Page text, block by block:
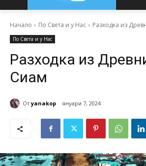
Начало По Света и у Нас Разходка из
По Света и у Нас
Разходка из
Сиам
От yanakop януари 7, 2024